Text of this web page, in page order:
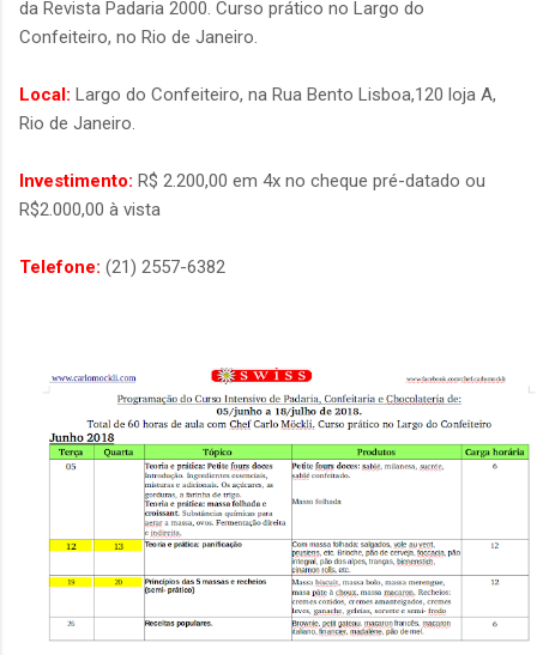
da Revista Padaria 2000. Curso prático no Largo do
Confeiteiro, no Rio de Janeiro.
Local: Largo do Confeiteiro, na Rua Bento Lisboa,120 loja A,
Rio de Janeiro.
Investimento: R$ 2.200,00 em 4x no cheque pré-datado ou
R$2.000,00 à vista
Telefone: (21) 2557-6382